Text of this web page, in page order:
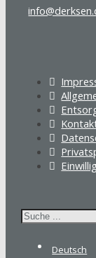
Suchen
Deutsch